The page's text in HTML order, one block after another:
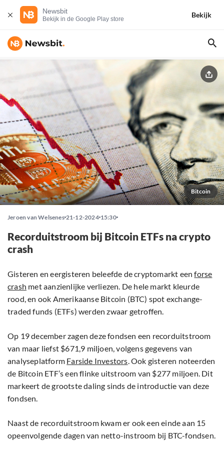
Newsbit
Bekijk in de Google Play store
Bekijk
Bitcoin
Jeroen van Welsenes 21-12-2024 15:30
Recorduitstroom bij Bitcoin ETFs na crypto
crash
Gisteren en eergisteren beleefde de cryptomarkt eenforse
crash met aanzienlijke verliezen. De hele markt kleurde
rood, en ook Amerikaanse Bitcoin (BTC) spot exchange-
traded funds (ETFs) werden zwaar getroffen.
Op 19 december zagen deze fondsen een recorduitstroom
van maar liefst $671,9 miljoen, volgens gegevens van
analyseplatform Farside Investors. Ook gisteren noteerden
de Bitcoin ETF’s een flinke uitstroom van $277 miljoen. Dit
markeert de grootste daling sinds de introductie van deze
fondsen.
Naast de recorduitstroom kwam er ook een einde aan 15
opeenvolgende dagen van netto-instroom bij BTC-fondsen.